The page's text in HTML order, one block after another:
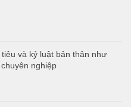
và kỷ luật bản thân như
nghiệp